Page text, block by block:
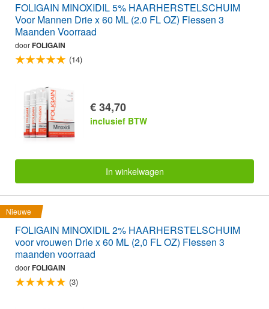
FOLIGAIN MINOXIDIL 5% HAARHERSTELSCHUIM
Voor Mannen Drie x 60 ML (2.0 FL OZ) Flessen 3
Maanden Voorraad
doorFOLIGAIN
(14)
€ 34,70
inclusief BTW
In winkelwagen
Nieuwe
FOLIGAIN MINOXIDIL 2% HAARHERSTELSCHUIM
voor vrouwen Drie x 60 ML (2,0 FL OZ) Flessen 3
maanden voorraad
doorFOLIGAIN
(3)